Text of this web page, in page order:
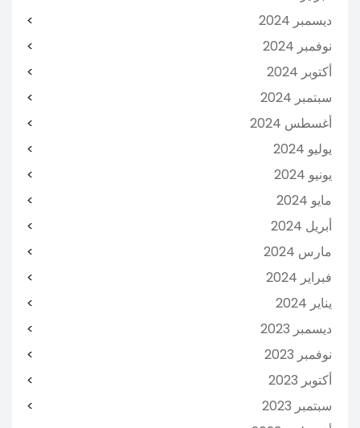
ديسمبر 2024
نوفمبر 2024
أكتوبر 2024
سبتمبر 2024
أغسطس 2024
يوليو 2024
يونيو 2024
مايو 2024
أبريل 2024
مارس 2024
فبراير 2024
يناير 2024
ديسمبر 2023
نوفمبر 2023
أكتوبر 2023
سبتمبر 2023